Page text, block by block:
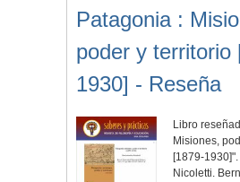
Patagonia :
poder y territorio
1930] - Reseña
Libro
Misiones,
[1879-
Nicoletti.